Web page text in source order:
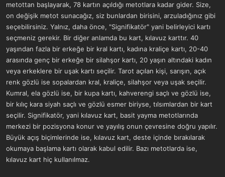
metottan başlayarak, 78 kartın açıldığı metotlara kadar gider. Size,
on değişik metot sunacağız, siz bunlardan birisini, arzuladığınız gibi
seçebilirsiniz. Yalnız, daha önce, "Signifikatör" yani belirleyici kartı
seçmeniz gerekir. Bir diğer anlamda bu kart, kılavuz karttır. 40
yaşından fazla bir erkeğe bir kral kartı, kadına kraliçe kartı, 20-40
arasında genç bir erkeğe bir silahşor kartı, 20 yaşın altındaki kadın
veya erkeklere bir uşak kartı seçilir. Tarot açılan kişi, sarışın, açık
renk gözlü ise sopalardan kral, kraliçe, silahşor veya uşak seçilir.
Kumral, ela gözlü ise, bir kupa kartı, kahverengi saçlı ve gözlü ise,
bir kılıç kara siyah saçlı ve gözlü esmer biriyse, tılsımlardan bir kart
seçilir. Signifikatör, yani kılavuz kart, basit yayma metotlarında
merkezi bir pozisyona konur ve yayılış onun çevresine doğru yapılır.
Büyük açış biçimlerinde ise, kılavuz kart, deste içinde bırakılarak
okumaya başlama kartı olarak kabul edilir. Bazı metotlarda ise,
kılavuz kart hiç kullanılmaz.